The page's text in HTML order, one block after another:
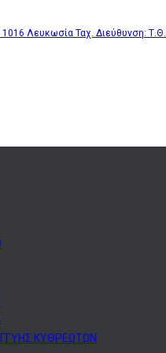
Λευκωσία Ταχ. Διεύθυνση:
ΚΥΘΡΕΩΤΩΝ